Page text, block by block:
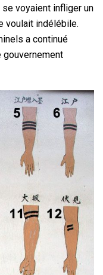
se voyaient infliger un
voulait indélébile.
a continué
gouvernement